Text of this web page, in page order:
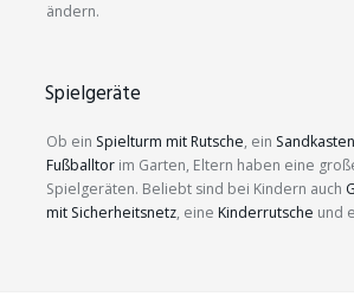
ändern.
Spielgeräte
Ob ein Spielturm mit Rutsche, ein
Fußballtor im Garten, Eltern haben eine
Spielgeräten. Beliebt sind bei Kindern auch
mit Sicherheitsnetz, eine Kinderrutsche und